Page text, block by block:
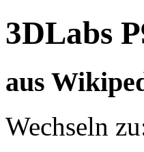
3DLabs
aus
Wechseln